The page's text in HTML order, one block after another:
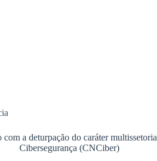
com a deturpação do caráter
Cibersegurança (CNCiber)